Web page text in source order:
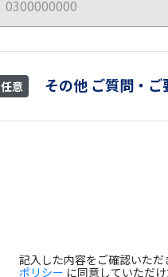
任意 その他 ご質問・ご
記入した内容をご確認いた
ポリシー に同意していただ